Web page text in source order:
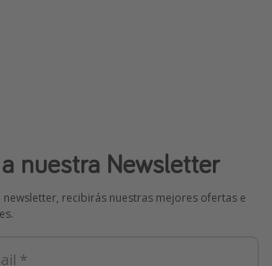
nuestra Newsletter
recibirás nuestras mejores ofertas e